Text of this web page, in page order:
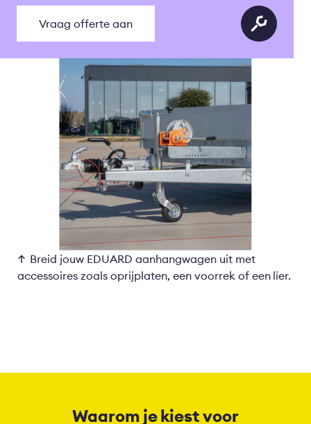
Breid jouw EDUARD aanhangwagen uit met
accessoires zoals oprijplaten, een voorrek of een lier.
Vraag offerte aan
Waarom je kiest voor